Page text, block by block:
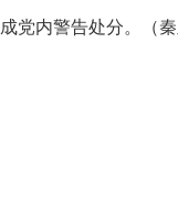
党内警告处分。
（